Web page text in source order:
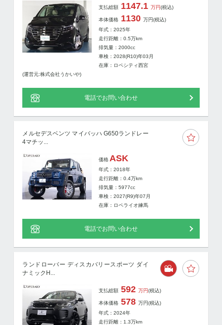
支払総額 1147.1 万円(税込)
本体価格 1130 万円(税込)
年式：2025年
走行距離：0.5万km
排気量：2000cc
車検：2028(R10)年03月
在庫：ロペシティ西宮
(運営元:株式会社うかいや)
電話でお問い合わせ
メルセデスベンツ マイバッハ G650ランドレー
4マチッ...
価格 ASK
年式：2018年
走行距離：0.4万km
排気量：5977cc
車検：2027(R9)年07月
在庫：ロペライオ練馬
電話でお問い合わせ
ランドローバー ディスカバリースポーツ ダイ
ナミックH...
支払総額 592 万円(税込)
本体価格 578 万円(税込)
年式：2024年
走行距離： 1.3万km